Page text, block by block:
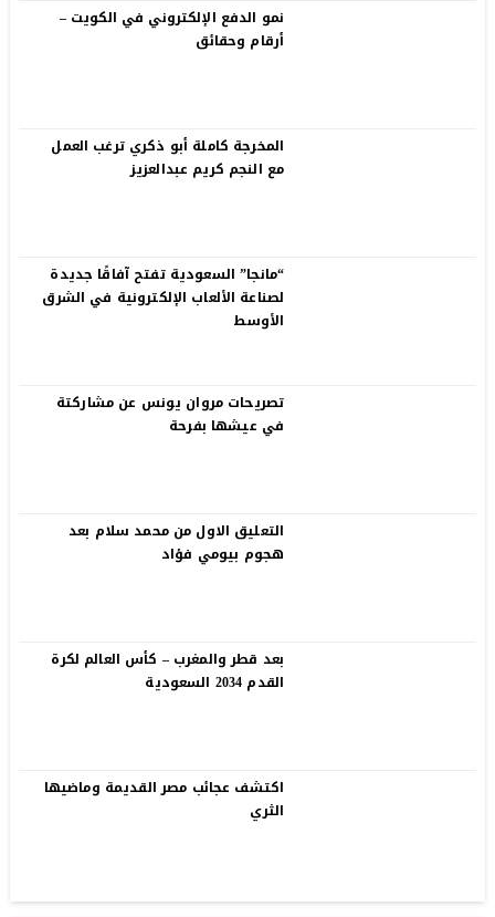
نمو الدفع الإلكتروني في الكويت –
أرقام وحقائق
المخرجة كاملة أبو ذكري ترغب العمل
مع النجم كريم عبدالعزيز
“مانجا” السعودية تفتح آفاقًا جديدة
لصناعة الألعاب الإلكترونية في الشرق
الأوسط
تصريحات مروان يونس عن مشاركتة
في عيشها بفرحة
التعليق الاول من محمد سلام بعد
هجوم بيومي فؤاد
بعد قطر والمغرب – كأس العالم لكرة
القدم 2034 السعودية
اكتشف عجائب مصر القديمة وماضيها
الثري